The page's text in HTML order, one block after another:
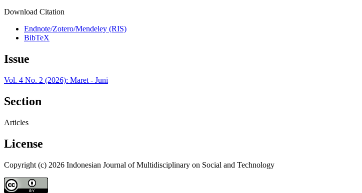
Download Citation
Endnote/Zotero/Mendeley (RIS)
BibTeX
Issue
Vol. 4 No. 2 (2026): Maret - Juni
Section
Articles
License
Copyright (c) 2026 Indonesian Journal of Multidisciplinary on Social and Technology